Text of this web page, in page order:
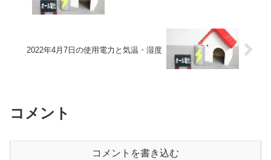
2022年4月7日の使用電力と気温・湿度
コメント
コメントを書き込む